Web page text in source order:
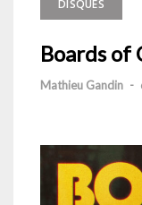
DISQUES
Boards of
Mathieu Gandin -